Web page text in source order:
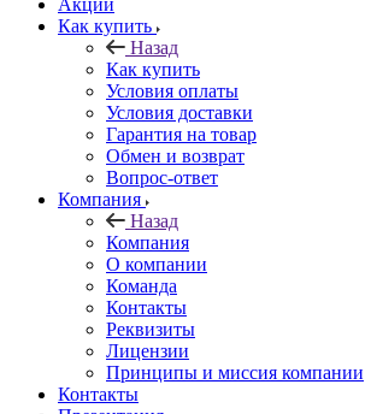
Акции
Как купить
Назад
Как купить
Условия оплаты
Условия доставки
Гарантия на товар
Обмен и возврат
Вопрос-ответ
Компания
Назад
Компания
О компании
Команда
Контакты
Реквизиты
Лицензии
Принципы и миссия компании
Контакты